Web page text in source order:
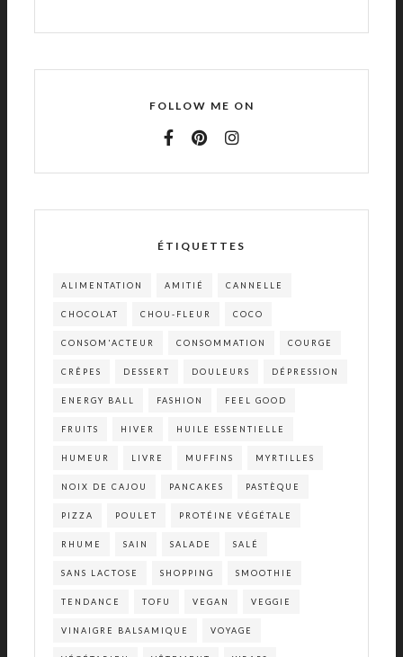
FOLLOW ME ON
ÉTIQUETTES
ALIMENTATION AMITIÉ CANNELLE
CHOCOLAT CHOU-FLEUR COCO
CONSOM'ACTEUR CONSOMMATION COURGE
CRÊPES DESSERT DOULEURS DÉPRESSION
ENERGY BALL FASHION FEEL GOOD
FRUITS HIVER HUILE ESSENTIELLE
HUMEUR LIVRE MUFFINS MYRTILLES
NOIX DE CAJOU PANCAKES PASTÈQUE
PIZZA POULET PROTÉINE VÉGÉTALE
RHUME SAIN SALADE SALÉ
SANS LACTOSE SHOPPING SMOOTHIE
TENDANCE TOFU VEGAN VEGGIE
VINAIGRE BALSAMIQUE VOYAGE